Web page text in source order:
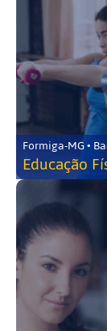
Formiga-MG •
Educação